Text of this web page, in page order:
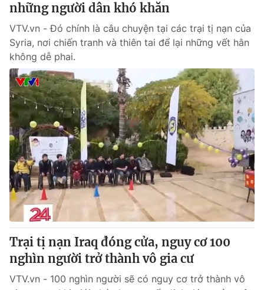
Emagazine Podcast
Photo Infographic
Video Shorts video
VTV Money VTV Thể thao
VTV Sức khoẻ Bất động sản
Thị trường 24h Tấm lòng Việt
VTV4 Vươn mình bằng AI
VTV9 VTV8
Liên hệ tòa soạn English
những người dân khó khăn
VTV.vn - Đó chính là câu chuyện tại các trại tị nạn của
Syria, nơi chiến tranh và thiên tai để lại những vết hằn
không dễ phai.
Trại tị nạn Iraq đóng cửa, nguy cơ 100
nghìn người trở thành vô gia cư
VTV.vn - 100 nghìn người sẽ có nguy cơ trở thành vô